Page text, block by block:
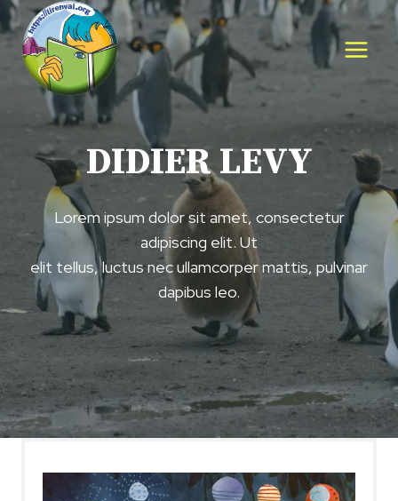
Aller
au
contenu
DIDIER LEVY
Lorem ipsum dolor sit amet, consectetur
adipiscing elit. Ut
elit tellus, luctus nec ullamcorper mattis, pulvinar
dapibus leo.